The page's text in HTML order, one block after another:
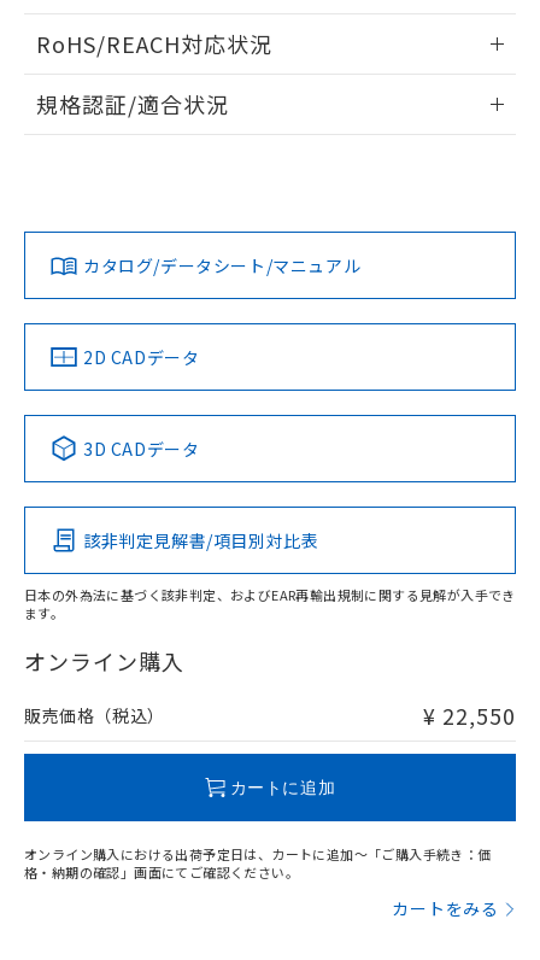
タイムチャート
A: 135mm以上、B: 110mm以上
L: 16mm以上、φd: 120mm以上、D: 16mm以上、m:
60mm以上、n: 120mm以上
金属埋め込み
鉄材
l: 0mm以上、φd: 30mm以上、D: 0mm以上、m: 60mm以
アルミ材
l: 16mm以上、φd: 120mm以上、D: 16mm以上、m: 60mm
検出物体の大きさと材質による影響
ドすることができます。
ログイン/会員登録
ダウンロードデータをご利用いただく前に、以下を必ずお読
みください。
ソフトウェアの使用条件
RoHS/REACH対応状況
EU RoHS 注意事項・凡例
対応済み
中国 RoHS 注意事項・凡例
Pb Hg Cd Cr(VI)
O
在庫等で未対応品が混在する可能性があります。
問い合わせください。
規格認証/適合状況
LR型式承認
（イギリス
船舶規格）
DNV型式承認
（ノルウェー
BV型式承認
（フランス
KR型式
（韓国
No No No No
この製品の規格認証/適合状況ページへ
その他の認証はこちらのページからご検索ください
カタログ/データシート/マニュアル
2D CADデータ
3D CADデータ
該非判定見解書/項目別対比表
日本の外為法に基づく該非判定、およびEAR再輸出規制に関する見解が入手でき
ます。
オンライン購入
販売価格（税込） ¥ 22,550
カートに追加
オンライン購入における出荷予定日は、カートに追加～「ご購入手続き：価
格・納期の確認」画面にてご確認ください。
カートをみる